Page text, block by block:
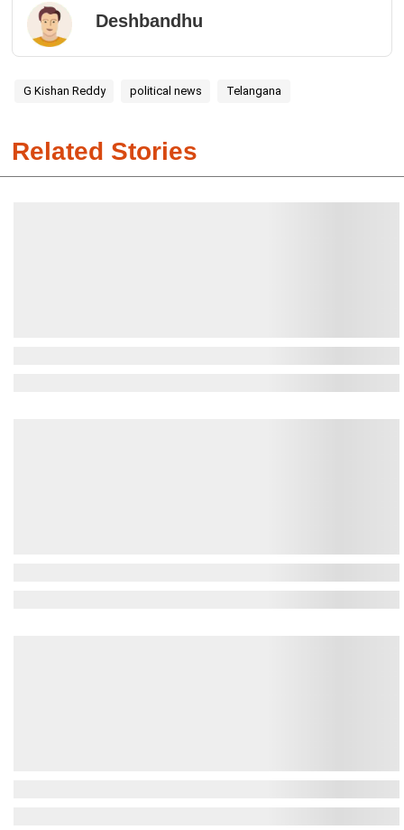
Deshbandhu
G Kishan Reddy political news Telangana
Related Stories